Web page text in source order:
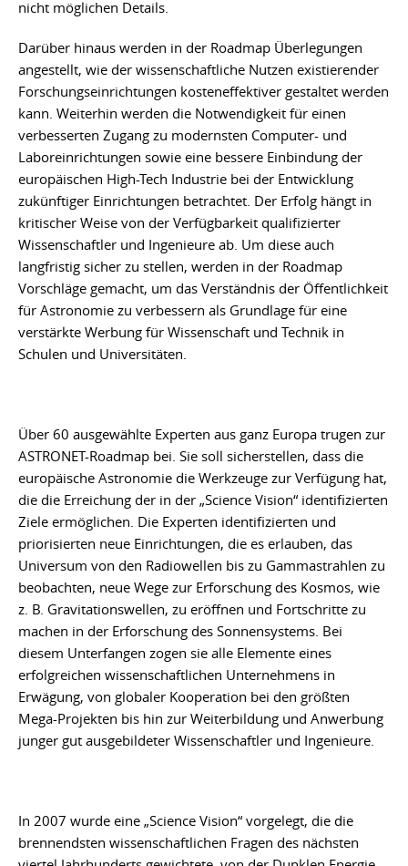
nicht möglichen Details.
Darüber hinaus werden in der Roadmap Überlegungen
angestellt, wie der wissenschaftliche Nutzen existierender
Forschungseinrichtungen kosteneffektiver gestaltet werden
kann. Weiterhin werden die Notwendigkeit für einen
verbesserten Zugang zu modernsten Computer- und
Laboreinrichtungen sowie eine bessere Einbindung der
europäischen High-Tech Industrie bei der Entwicklung
zukünftiger Einrichtungen betrachtet. Der Erfolg hängt in
kritischer Weise von der Verfügbarkeit qualifizierter
Wissenschaftler und Ingenieure ab. Um diese auch
langfristig sicher zu stellen, werden in der Roadmap
Vorschläge gemacht, um das Verständnis der Öffentlichkeit
für Astronomie zu verbessern als Grundlage für eine
verstärkte Werbung für Wissenschaft und Technik in
Schulen und Universitäten.
Über 60 ausgewählte Experten aus ganz Europa trugen zur
ASTRONET-Roadmap bei. Sie soll sicherstellen, dass die
europäische Astronomie die Werkzeuge zur Verfügung hat,
die die Erreichung der in der „Science Vision“ identifizierten
Ziele ermöglichen. Die Experten identifizierten und
priorisierten neue Einrichtungen, die es erlauben, das
Universum von den Radiowellen bis zu Gammastrahlen zu
beobachten, neue Wege zur Erforschung des Kosmos, wie
z. B. Gravitationswellen, zu eröffnen und Fortschritte zu
machen in der Erforschung des Sonnensystems. Bei
diesem Unterfangen zogen sie alle Elemente eines
erfolgreichen wissenschaftlichen Unternehmens in
Erwägung, von globaler Kooperation bei den größten
Mega-Projekten bis hin zur Weiterbildung und Anwerbung
junger gut ausgebildeter Wissenschaftler und Ingenieure.
In 2007 wurde eine „Science Vision“ vorgelegt, die die
brennendsten wissenschaftlichen Fragen des nächsten